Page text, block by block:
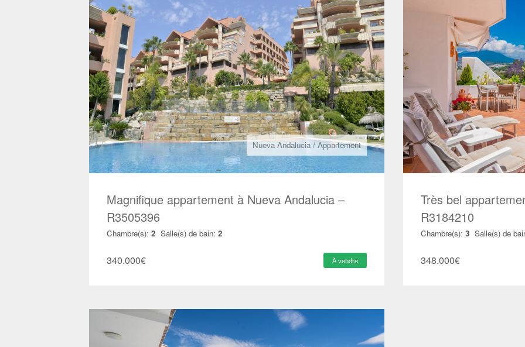
Nueva Andalucia / Appartement
Magnifique appartement à Nueva Andalucia –
R3505396
Chambre(s): 2 Salle(s) de bain: 2
340.000€ À vendre
Très bel
R3184210
Chambre(s): 3 Salle(s) de
348.000€